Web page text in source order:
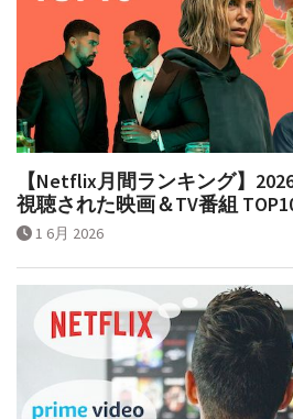
【Netflix月間ランキング】
視聴された映画＆TV番組
1 6月 2026